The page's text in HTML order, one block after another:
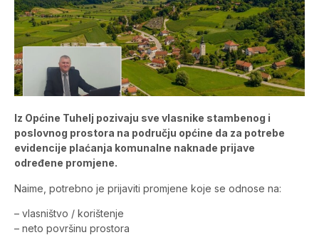
Iz Općine Tuhelj pozivaju sve vlasnike stambenog i
poslovnog prostora na području općine da za potrebe
evidencije plaćanja komunalne naknade prijave
određene promjene.
Naime, potrebno je prijaviti promjene koje se odnose na:
– vlasništvo / korištenje
– neto površinu prostora